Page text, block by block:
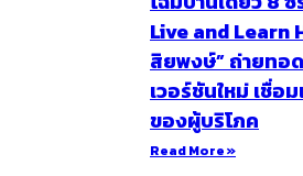
Live and Learn
สิยพงษ์” ถ่ายทอ
เวอร์ชันใหม่ เชื่
ของผู้บริโภค
Read More »